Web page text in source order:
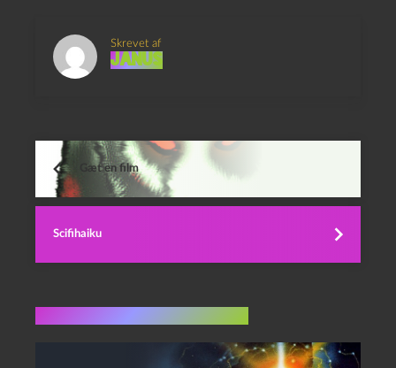
Skrevet af
Janus
Gæt en film
Scifihaiku